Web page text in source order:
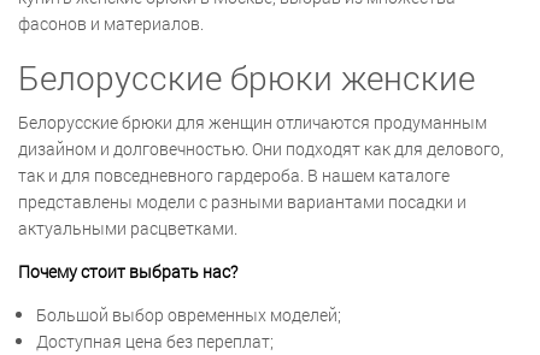
фасонов и материалов.
Белорусские брюки женские
Белорусские брюки для женщин отличаются продуманным
дизайном и долговечностью. Они подходят как для делового,
так и для повседневного гардероба. В нашем каталоге
представлены модели с разными вариантами посадки и
актуальными расцветками.
Почему стоит выбрать нас?
Большой выбор овременных моделей;
Доступная цена без переплат;